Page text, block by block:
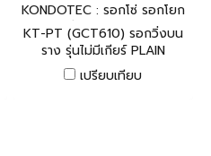
KONDOTEC : รอกโซ่ รอกโยก
รอกถ่วง KT-PT0.5T
KT-PT (GCT610) รอกวิ่งบน
ราง รุ่นไม่มีเกียร์ PLAIN
TROLLEY สินค้าจากประเทศ
ญี่ปุ่น พร้อมใบ CERTIFICATE
เปรียบเทียบ